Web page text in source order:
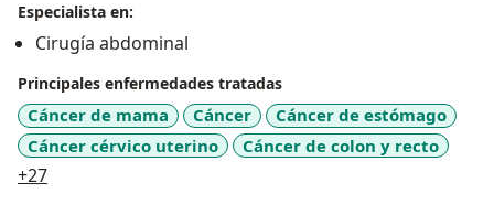
microondas, siendo el primero en Essalud a nivel
nacional en realizar una ablación de tumor de hígado
con microondas junto a una extirpación de cáncer de
colon en el mismo paciente.
Contamos con Láser CO2 y Termocoagulación para
lesiones pre-cancerosas de cuello uterino, más
moderno que la crioterapia clásica.
Especialista en:
Cirugía abdominal
Principales enfermedades tratadas
Cáncer de mama Cáncer
Cáncer de estómago
Cáncer cérvico uterino
Cáncer de colon y recto
+27a11y_sr_more_diseases